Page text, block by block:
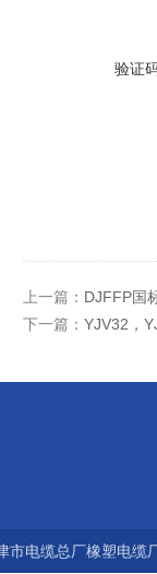
验证
上一篇： DJFFP国
下一篇： YJV32，
市电缆总厂橡塑电